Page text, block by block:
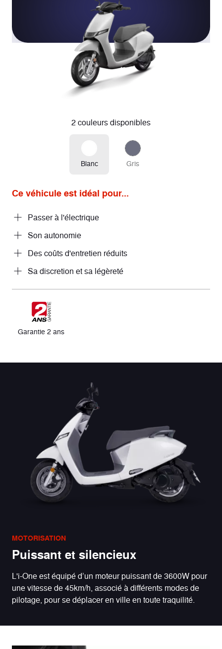
Ce véhicule est idéal pour...
Passer à l'électrique
Son autonomie
Des coûts d'entretien réduits
Sa discretion et sa légèreté
Garantie 2 ans
2 couleurs disponibles
Blanc Gris
MOTORISATION
Puissant et silencieux
L'i-One est équipé d’un moteur puissant de 3600W pour
une vitesse de 45km/h, associé à différents modes de
pilotage, pour se déplacer en ville en toute traquilité.